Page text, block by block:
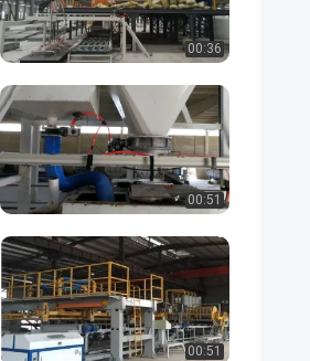
00:36
00:51
00:51